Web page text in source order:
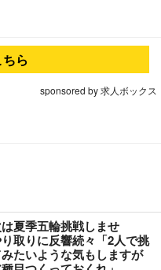
ら
sponsored by 求人ボックス
夏季五輪挑戦しませ
取りに反響続々「2人で挑
たいような気もしますが